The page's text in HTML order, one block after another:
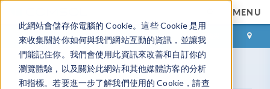
此網站會儲存你電腦的 Cookie。這些 Cookie 是用
來收集關於你如何與我們網站互動的資訊，並讓我
們能記住你。我們會使用此資訊來改善和自訂你的
瀏覽體驗，以及關於此網站和其他媒體訪客的分析
和指標。若要進一步了解我們使用的 Cookie，請查
MENU
登录 咨询与购买
产品库 RF 模块